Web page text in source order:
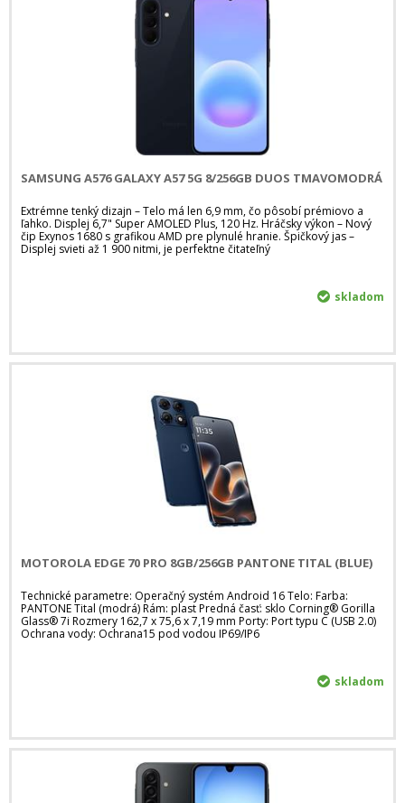
SAMSUNG A576 GALAXY A57 5G 8/256GB DUOS TMAVOMODRÁ
Extrémne tenký dizajn – Telo má len 6,9 mm, čo pôsobí prémiovo a
ľahko. Displej 6,7" Super AMOLED Plus, 120 Hz. Hráčsky výkon – Nový
čip Exynos 1680 s grafikou AMD pre plynulé hranie. Špičkový jas –
Displej svieti až 1 900 nitmi, je perfektne čitateľný
skladom
MOTOROLA EDGE 70 PRO 8GB/256GB PANTONE TITAL (BLUE)
Technické parametre: Operačný systém Android 16 Telo: Farba:
PANTONE Tital (modrá) Rám: plast Predná časť: sklo Corning® Gorilla
Glass® 7i Rozmery 162,7 x 75,6 x 7,19 mm Porty: Port typu C (USB 2.0)
Ochrana vody: Ochrana15 pod vodou IP69/IP6
skladom